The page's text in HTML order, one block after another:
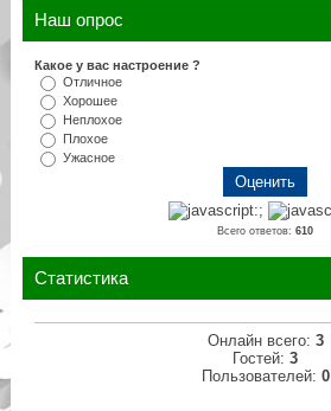
Наш опрос
Какое у вас настроение ?
Отличное
Хорошее
Неплохое
Плохое
Ужасное
Всего ответов:610
Статистика
Онлайн всего: 3
Гостей:3
Пользователей: 0